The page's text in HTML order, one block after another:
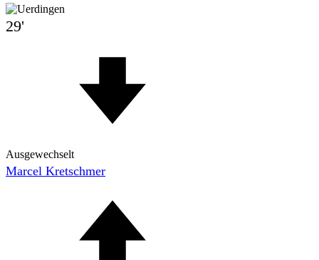
29'
Ausgewechselt
Marcel Kretschmer